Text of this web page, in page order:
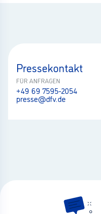
Pressekontakt
FÜR ANFRAGEN
+49 69 7595-2054
presse@dfv.de